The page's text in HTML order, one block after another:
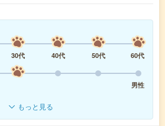
30代 40代 50代
60代
男性
もっと見る